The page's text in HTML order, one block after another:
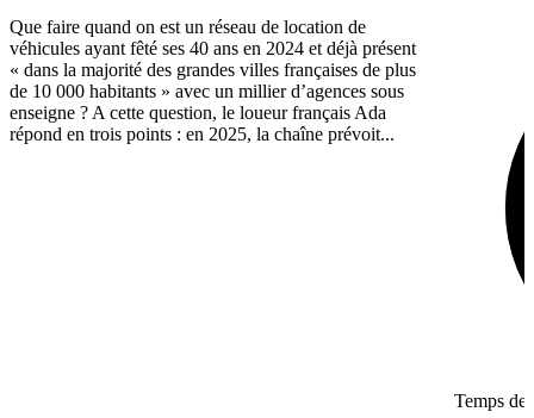
Que faire quand on est un réseau de location de
véhicules ayant fêté ses 40 ans en 2024 et déjà présent
« dans la majorité des grandes villes françaises de plus
de 10 000 habitants » avec un millier d’agences sous
enseigne ? A cette question, le loueur français Ada
répond en trois points : en 2025, la chaîne prévoit...
Temps de